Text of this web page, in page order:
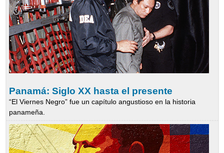
Panamá: Siglo XX hasta el presente
“El Viernes Negro” fue un capítulo angustioso en la historia
panameña.